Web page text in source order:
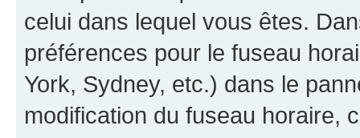
celui dans lequel vous êtes.
préférences pour le fuseau
York, Sydney, etc.) dans le
modification du fuseau horaire,